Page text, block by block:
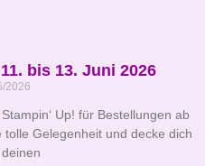
bis 13. Juni 2026
2026
Up! für Bestellungen ab
Gelegenheit und decke dich